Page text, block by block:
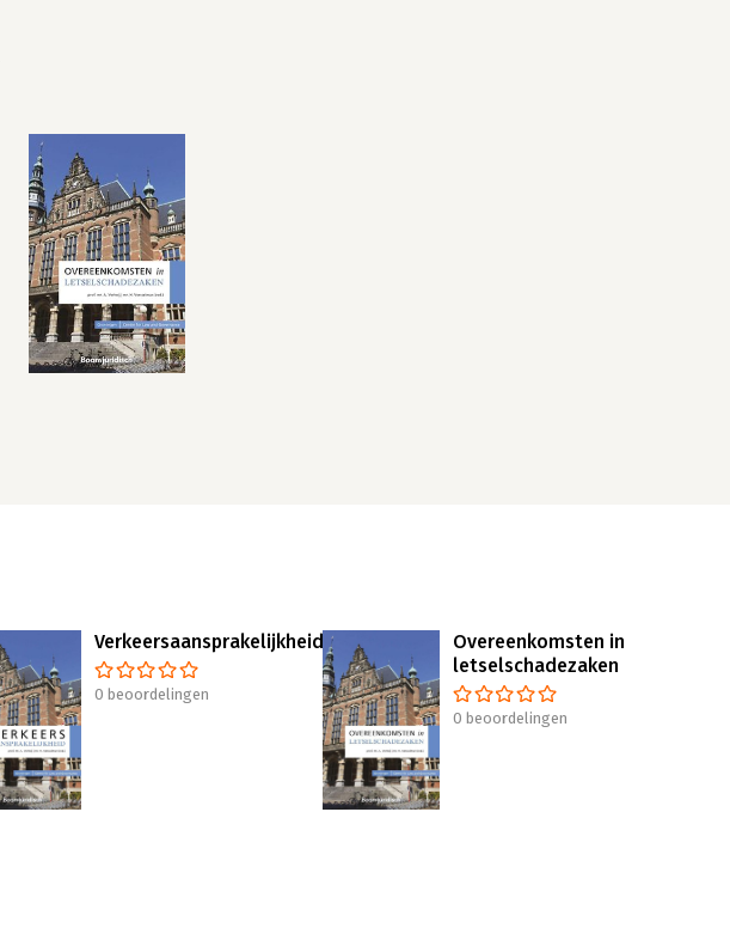
Verkeersaansprakelijkheid
0 beoordelingen
Overeenkomsten in
letselschadezaken
0 beoordelingen